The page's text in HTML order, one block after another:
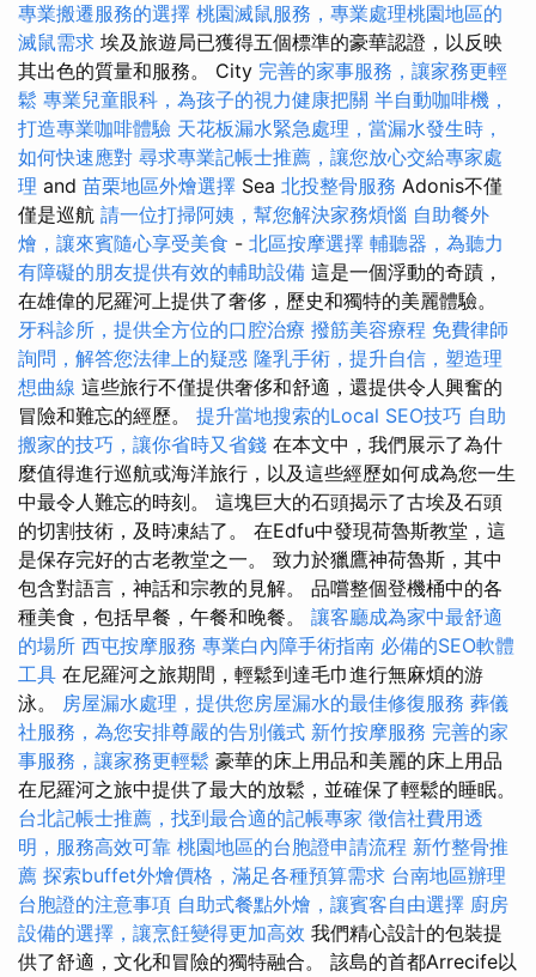
專業搬遷服務的選擇 桃園滅鼠服務，專業處理桃園地區的
滅鼠需求 埃及旅遊局已獲得五個標準的豪華認證，以反映
其出色的質量和服務。 City 完善的家事服務，讓家務更輕
鬆 專業兒童眼科，為孩子的視力健康把關 半自動咖啡機，
打造專業咖啡體驗 天花板漏水緊急處理，當漏水發生時，
如何快速應對 尋求專業記帳士推薦，讓您放心交給專家處
理 and 苗栗地區外燴選擇 Sea 北投整骨服務 Adonis不僅
僅是巡航 請一位打掃阿姨，幫您解決家務煩惱 自助餐外
燴，讓來賓隨心享受美食 - 北區按摩選擇 輔聽器，為聽力
有障礙的朋友提供有效的輔助設備 這是一個浮動的奇蹟，
在雄偉的尼羅河上提供了奢侈，歷史和獨特的美麗體驗。
牙科診所，提供全方位的口腔治療 撥筋美容療程 免費律師
詢問，解答您法律上的疑惑 隆乳手術，提升自信，塑造理
想曲線 這些旅行不僅提供奢侈和舒適，還提供令人興奮的
冒險和難忘的經歷。 提升當地搜索的Local SEO技巧 自助
搬家的技巧，讓你省時又省錢 在本文中，我們展示了為什
麼值得進行巡航或海洋旅行，以及這些經歷如何成為您一生
中最令人難忘的時刻。 這塊巨大的石頭揭示了古埃及石頭
的切割技術，及時凍結了。 在Edfu中發現荷魯斯教堂，這
是保存完好的古老教堂之一。 致力於獵鷹神荷魯斯，其中
包含對語言，神話和宗教的見解。 品嚐整個登機桶中的各
種美食，包括早餐，午餐和晚餐。 讓客廳成為家中最舒適
的場所 西屯按摩服務 專業白內障手術指南 必備的SEO軟體
工具 在尼羅河之旅期間，輕鬆到達毛巾進行無麻煩的游
泳。 房屋漏水處理，提供您房屋漏水的最佳修復服務 葬儀
社服務，為您安排尊嚴的告別儀式 新竹按摩服務 完善的家
事服務，讓家務更輕鬆 豪華的床上用品和美麗的床上用品
在尼羅河之旅中提供了最大的放鬆，並確保了輕鬆的睡眠。
台北記帳士推薦，找到最合適的記帳專家 徵信社費用透
明，服務高效可靠 桃園地區的台胞證申請流程 新竹整骨推
薦 探索buffet外燴價格，滿足各種預算需求 台南地區辦理
台胞證的注意事項 自助式餐點外燴，讓賓客自由選擇 廚房
設備的選擇，讓烹飪變得更加高效 我們精心設計的包裝提
供了舒適，文化和冒險的獨特融合。 該島的首都Arrecife以